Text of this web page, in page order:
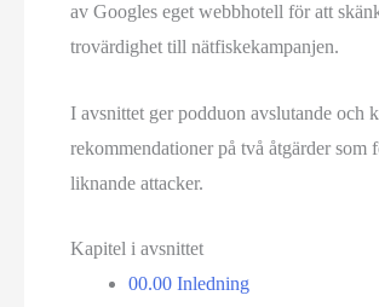
av Googles eget webbhotell för att
trovärdighet till nätfiskekampanjen.
I avsnittet ger podduon avslutande och
rekommendationer på två åtgärder som
liknande attacker.
Kapitel i avsnittet
00.00 Inledning